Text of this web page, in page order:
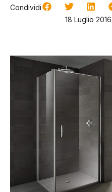
Condividi
18 Luglio 2016